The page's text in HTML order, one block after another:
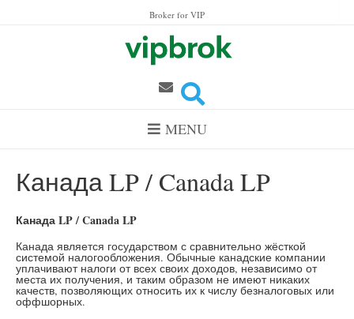
Broker for VIP
MENU
Канада LP / Canada LP
КанадаLP/ Canada LP
Канада является государством с сравнительно жёсткой
системой налогообложения. Обычные канадские компании
уплачивают налоги от всех своих доходов, независимо от
места их получения, и таким образом не имеют никаких
качеств, позволяющих относить их к числу безналоговых или
оффшорных.